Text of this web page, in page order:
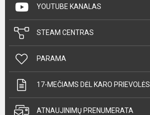
YOUTUBE KANALAS
STEAM CENTRAS
PARAMA
17-MEČIAMS DĖL KARO PRIEVOLĖS
ATNAUJINIMŲ PRENUMERATA